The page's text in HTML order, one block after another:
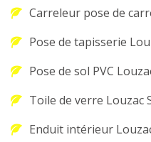
Carreleur pose de
Pose de tapisserie
Pose de sol PVC
Toile de verre Louzac
Enduit intérieur